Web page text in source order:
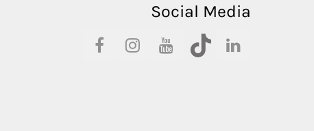
Social Media